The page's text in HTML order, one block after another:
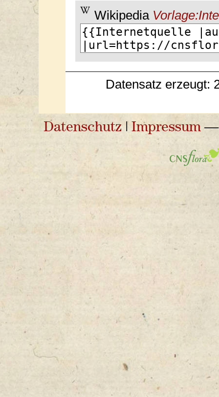
Wikipedia
Datensatz erzeugt:
Datenschutz| Impressum—